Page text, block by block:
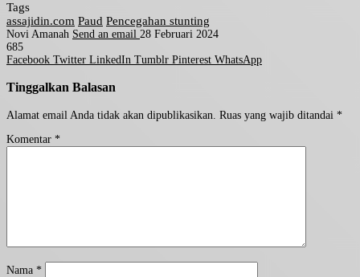
Tags
assajidin.com Paud Pencegahan stunting
Novi Amanah Send an email 28 Februari 2024
685
Facebook Twitter LinkedIn Tumblr Pinterest WhatsApp
Tinggalkan Balasan
Alamat email Anda tidak akan dipublikasikan. Ruas yang wajib ditandai *
Komentar *
Nama *